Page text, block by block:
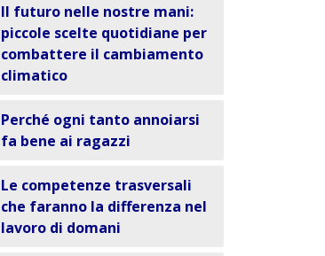
Il futuro nelle nostre mani:
piccole scelte quotidiane per
combattere il cambiamento
climatico
Perché ogni tanto annoiarsi
fa bene ai ragazzi
Le competenze trasversali
che faranno la differenza nel
lavoro di domani